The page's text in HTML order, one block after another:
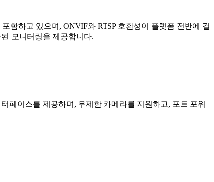
함하고 있으며, ONVIF와 RTSP 호환성이 플랫폼 전반에 걸
모니터링을 제공합니다.
페이스를 제공하며, 무제한 카메라를 지원하고, 포트 포워